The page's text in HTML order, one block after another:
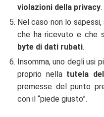
violazioni della privacy.
Nel caso non lo
che ha ricevuto e che
byte di dati rubati.
Insomma, uno degli usi
proprio nella tutela
premesse del punto
con il “piede giusto”.